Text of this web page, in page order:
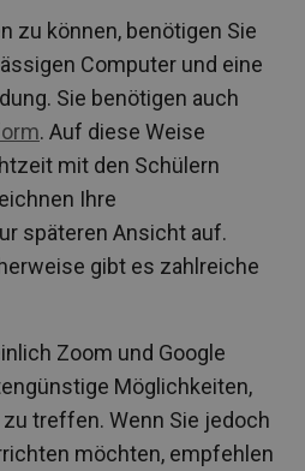
zu können, benötigen Sie
Computer und eine
Sie benötigen auch
. Auf diese Weise
mit den Schülern
Ihre
späteren Ansicht auf.
gibt es zahlreiche
Zoom und Google
Möglichkeiten,
treffen. Wenn Sie jedoch
möchten, empfehlen